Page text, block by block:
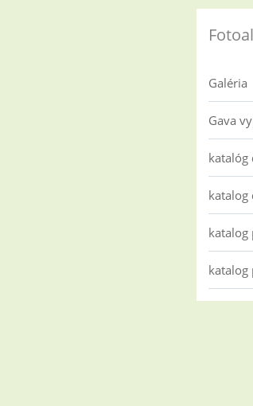
Galéria
Gava
katalóg
katalog